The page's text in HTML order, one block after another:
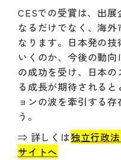
CESでの受賞は、出
なるだけでなく、海
なります。日本発の
いくのか、今後の動
の成功を受け、日本
る成長が期待される
ョンの波を牽引する
う。
⇒ 詳しくは独立行政
サイトへ